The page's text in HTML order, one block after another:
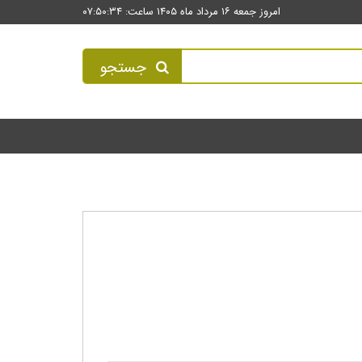
امروز جمعه ۱۶ مرداد ماه ۱۴۰۵ ساعت: ۰۷:۵۰:۳۴
جستجو